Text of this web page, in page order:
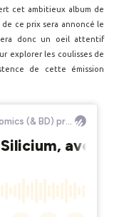
cet ambitieux album de
ce prix sera annoncé le
donc un oeil attentif
explorer les coulisses de
de cette émission